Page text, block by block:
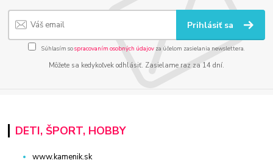
Prihlásiť sa
Súhlasím sospracovaním osobných údajov za účelom zasielania newslettera.
Môžete sa kedykoľvek odhlásiť. Zasielame raz za 14 dní.
DETI, ŠPORT, HOBBY
www.kamenik.sk